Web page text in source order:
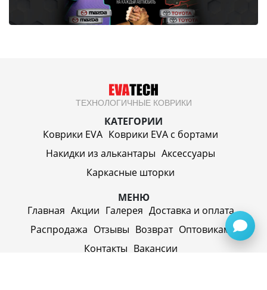
ТЕХНОЛОГИЧНЫЕ КОВРИКИ
КАТЕГОРИИ
Коврики EVA Коврики EVA c бортами
Накидки из алькантары Аксессуары
Каркасные шторки
МЕНЮ
Главная Акции Галерея Доставка и оплата
Распродажа Отзывы Возврат Оптовикам
Контакты Вакансии